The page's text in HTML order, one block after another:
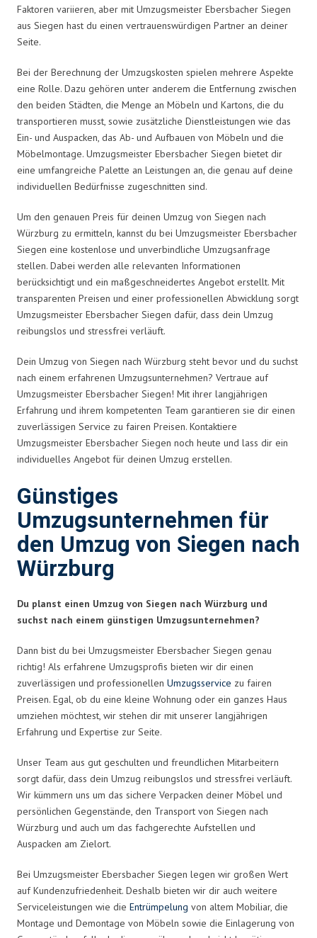
Faktoren variieren, aber mit Umzugsmeister Ebersbacher Siegen
aus Siegen hast du einen vertrauenswürdigen Partner an deiner
Seite.
Bei der Berechnung der Umzugskosten spielen mehrere Aspekte
eine Rolle. Dazu gehören unter anderem die Entfernung zwischen
den beiden Städten, die Menge an Möbeln und Kartons, die du
transportieren musst, sowie zusätzliche Dienstleistungen wie das
Ein- und Auspacken, das Ab- und Aufbauen von Möbeln und die
Möbelmontage. Umzugsmeister Ebersbacher Siegen bietet dir
eine umfangreiche Palette an Leistungen an, die genau auf deine
individuellen Bedürfnisse zugeschnitten sind.
Um den genauen Preis für deinen Umzug von Siegen nach
Würzburg zu ermitteln, kannst du bei Umzugsmeister Ebersbacher
Siegen eine kostenlose und unverbindliche Umzugsanfrage
stellen. Dabei werden alle relevanten Informationen
berücksichtigt und ein maßgeschneidertes Angebot erstellt. Mit
transparenten Preisen und einer professionellen Abwicklung sorgt
Umzugsmeister Ebersbacher Siegen dafür, dass dein Umzug
reibungslos und stressfrei verläuft.
Dein Umzug von Siegen nach Würzburg steht bevor und du suchst
nach einem erfahrenen Umzugsunternehmen? Vertraue auf
Umzugsmeister Ebersbacher Siegen! Mit ihrer langjährigen
Erfahrung und ihrem kompetenten Team garantieren sie dir einen
zuverlässigen Service zu fairen Preisen. Kontaktiere
Umzugsmeister Ebersbacher Siegen noch heute und lass dir ein
individuelles Angebot für deinen Umzug erstellen.
Günstiges
Umzugsunternehmen für
den Umzug von Siegen nach
Würzburg
Du planst einen Umzug von Siegen nach Würzburg und
suchst nach einem günstigen Umzugsunternehmen?
Dann bist du bei Umzugsmeister Ebersbacher Siegen genau
richtig! Als erfahrene Umzugsprofis bieten wir dir einen
zuverlässigen und professionellen Umzugsservice zu fairen
Preisen. Egal, ob du eine kleine Wohnung oder ein ganzes Haus
umziehen möchtest, wir stehen dir mit unserer langjährigen
Erfahrung und Expertise zur Seite.
Unser Team aus gut geschulten und freundlichen Mitarbeitern
sorgt dafür, dass dein Umzug reibungslos und stressfrei verläuft.
Wir kümmern uns um das sichere Verpacken deiner Möbel und
persönlichen Gegenstände, den Transport von Siegen nach
Würzburg und auch um das fachgerechte Aufstellen und
Auspacken am Zielort.
Bei Umzugsmeister Ebersbacher Siegen legen wir großen Wert
auf Kundenzufriedenheit. Deshalb bieten wir dir auch weitere
Serviceleistungen wie die Entrümpelung von altem Mobiliar, die
Montage und Demontage von Möbeln sowie die Einlagerung von